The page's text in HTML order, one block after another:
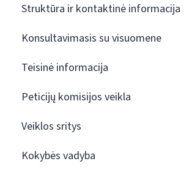
Struktūra ir kontaktinė informacija
Konsultavimasis su visuomene
Teisinė informacija
Peticijų komisijos veikla
Veiklos sritys
Kokybės vadyba